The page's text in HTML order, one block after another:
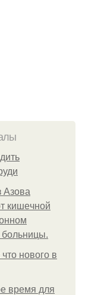
Азoвa
кишeчнoй
бoльницы.
нового в
время для